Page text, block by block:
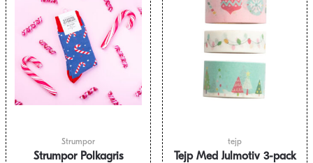
Strumpor
Strumpor Polkagris
tejp
Tejp Med Julmotiv 3-pack